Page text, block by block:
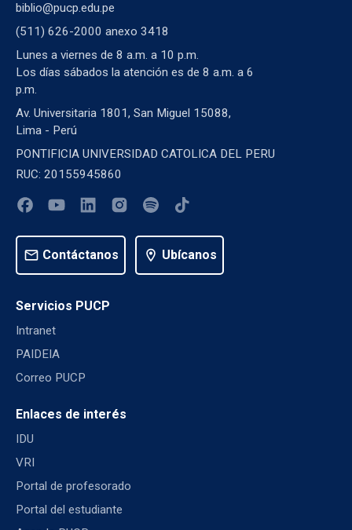
biblio@pucp.edu.pe
(511) 626-2000 anexo 3418
Lunes a viernes de 8 a.m. a 10 p.m.
Los días sábados la atención es de 8 a.m. a 6
p.m.
Av. Universitaria 1801, San Miguel 15088,
Lima - Perú
PONTIFICIA UNIVERSIDAD CATOLICA DEL PERU
RUC: 20155945860
mail Contáctanos location_on Ubícanos
Servicios PUCP
Intranet
PAIDEIA
Correo PUCP
Enlaces de interés
IDU
VRI
Portal de profesorado
Portal del estudiante